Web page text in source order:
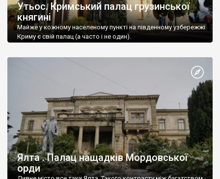
Утьос. Кримський палац грузинської
княгині
Майже у кожному населеному пункті на південному узбережжі
Криму є свій палац (а часто і не один).
Ялта . Палац нащадків Мордовської
орди